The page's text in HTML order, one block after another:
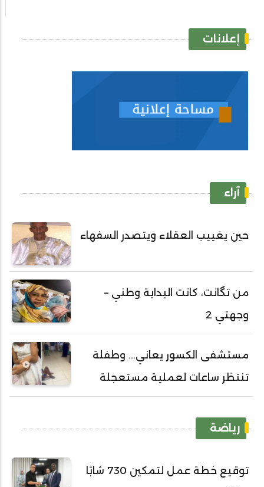
إعلانات
آراء
حين يغييب العقلاء ويتصدر السفهاء
من تگانت، كانت البداية وطني –
وجهتي 2
مستشفى الكسور يعاني... وطفلة
تنتظر ساعات لعملية مستعجلة
رياضة
توقيع خطة عمل لتمكين 730 شابًا